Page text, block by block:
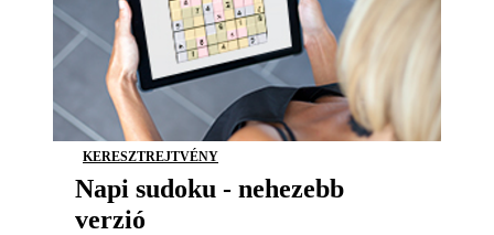
KERESZTREJTVÉNY
Napi sudoku - nehezebb
verzió